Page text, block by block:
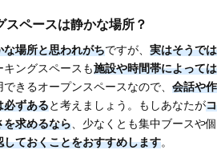
スペースは静かな場所？
な場所と思われがちですが、 実はそうでは
キングスペースも施設や時間帯によっては
きるオープンスペースなので、 会話や作
必ずあると考えましょう。もしあなたがコ
を求めるなら 、少なくとも集中ブースや個
ておくことをおすすめします。